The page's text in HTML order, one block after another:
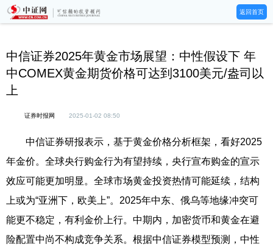
返回首页
中信证券2025年黄金市场展望：中性假设下 年
中COMEX黄金期货价格可达到3100美元/盎司以
上
证券时报网 2025-01-02 08:50
中信证券研报表示，基于黄金价格分析框架，看好2025
年金价。全球央行购金行为有望持续，央行宣布购金的宣示
效应可能更加明显。全球市场黄金投资热情可能延续，结构
上或为“亚洲下，欧美上”。2025年中东、俄乌等地缘冲突可
能更不稳定，有利金价上行。中期内，加密货币和黄金在避
险配置中尚不构成竞争关系。根据中信证券模型预测，中性